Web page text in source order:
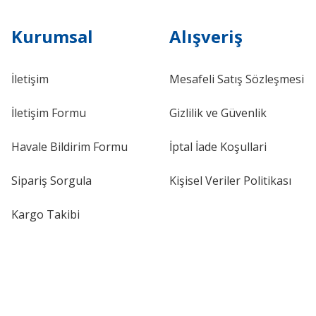
Kurumsal
İletişim
İletişim Formu
Havale Bildirim Formu
Sipariş Sorgula
Kargo Takibi
Alışveriş
Mesafeli Satış Sözleşmesi
Gizlilik ve Güvenlik
İptal İade Koşullari
Kişisel Veriler Politikası